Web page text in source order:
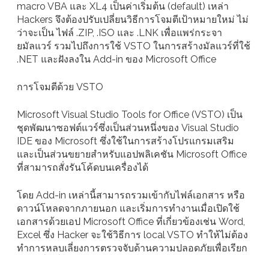
macro VBA และ XL4 เป็นค่าเริ่มต้น (default) เหล่า
Hackers จึงต้องปรับเปลี่ยนวิธีการโจมตีเป้าหมายใหม่ ไม่
ว่าจะเป็น ไฟล์ .ZIP, .ISO และ .LNK เพื่อแพร่กระจา
ยมัลแวร์ รวมไปถึงการใช้ VSTO ในการสร้างมัลแวร์ที่ใช้
.NET และฝังลงใน Add-in ของ Microsoft Office
การโจมตีด้วย VSTO
Microsoft Visual Studio Tools for Office (VSTO) เป็น
ชุดพัฒนาซอฟต์แวร์ซึ่งเป็นส่วนหนึ่งของ Visual Studio
IDE ของ Microsoft ซึ่งใช้ในการสร้างโปรแกรมเสริม
และเป็นส่วนขยายสำหรับแอปพลิเคชัน Microsoft Office
ที่สามารถสั่งรันโค้ดบนเครื่องได้
โดย Add-in เหล่านี้สามารถรวมเข้ากับไฟล์เอกสาร หรือ
ดาวน์โหลดจากภายนอก และเริ่มการทำงานเมื่อเปิดใช้
เอกสารด้วยเอป Microsoft Office ที่เกี่ยวข้องเช่น Word,
Excel ซึ่ง Hacker จะใช้วิธีการ local VSTO ทำให้ไม่ต้อง
ทำการหลบเลี่ยงการตรวจจับด้านความปลอดภัยเพื่อเรียก